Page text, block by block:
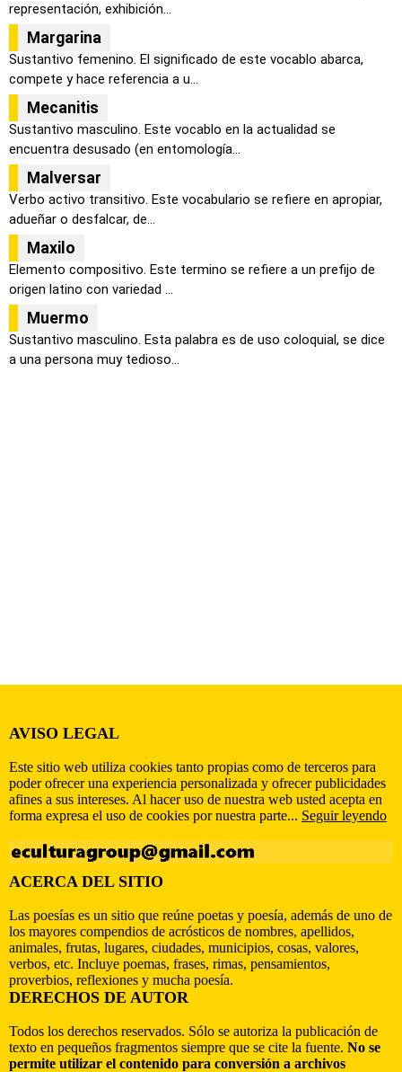
representación, exhibición...
Margarina
Sustantivo femenino. El significado de este vocablo abarca,
compete y hace referencia a u...
Mecanitis
Sustantivo masculino. Este vocablo en la actualidad se
encuentra desusado (en entomología...
Malversar
Verbo activo transitivo. Este vocabulario se refiere en apropiar,
adueñar o desfalcar, de...
Maxilo
Elemento compositivo. Este termino se refiere a un prefijo de
origen latino con variedad ...
Muermo
Sustantivo masculino. Esta palabra es de uso coloquial, se dice
a una persona muy tedioso...
AVISO LEGAL
Este sitio web utiliza cookies tanto propias como de terceros para
poder ofrecer una experiencia personalizada y ofrecer publicidades
afines a sus intereses. Al hacer uso de nuestra web usted acepta en
forma expresa el uso de cookies por nuestra parte... Seguir leyendo
ACERCA DEL SITIO
Las poesías es un sitio que reúne poetas y poesía, además de uno de
los mayores compendios de acrósticos de nombres, apellidos,
animales, frutas, lugares, ciudades, municipios, cosas, valores,
verbos, etc. Incluye poemas, frases, rimas, pensamientos,
proverbios, reflexiones y mucha poesía.
DERECHOS DE AUTOR
Todos los derechos reservados. Sólo se autoriza la publicación de
texto en pequeños fragmentos siempre que se cite la fuente. No se
permite utilizar el contenido para conversión a archivos